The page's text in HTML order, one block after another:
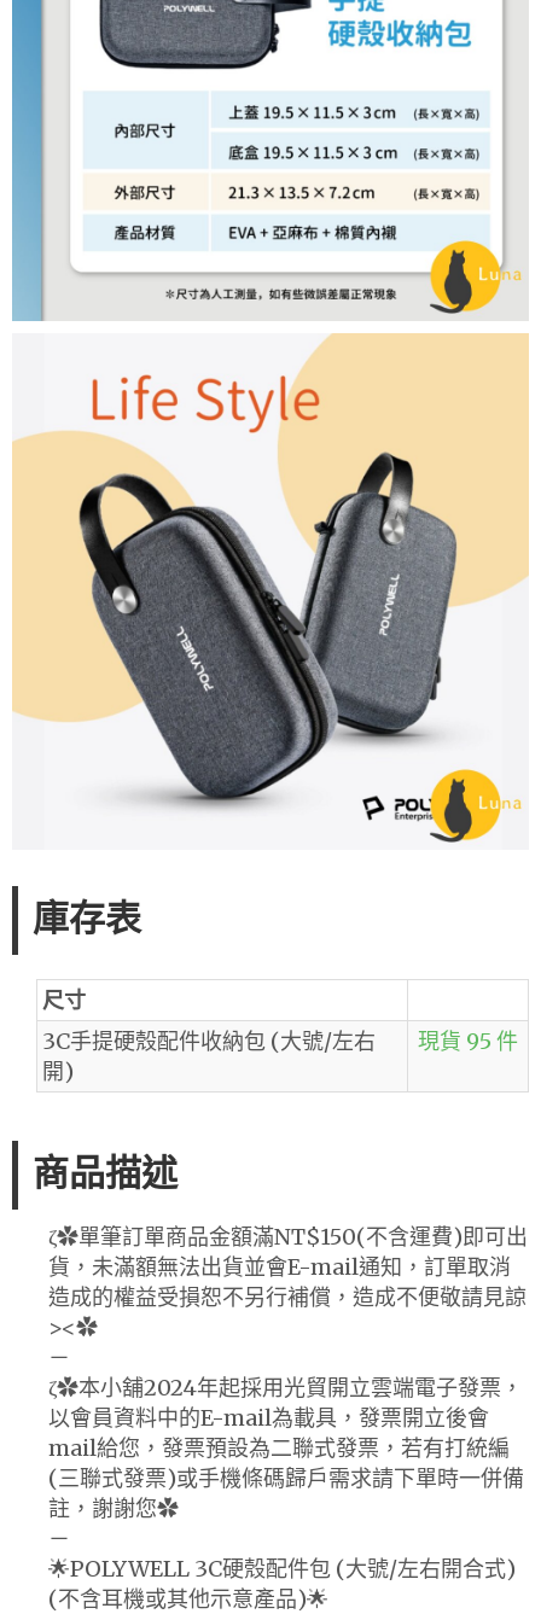
庫存表
尺寸
3C手提硬殼配件收納包 (大號/左右
開)
現貨 95 件
商品描述
ζ✿單筆訂單商品金額滿NT$150(不含運費)即可出
貨，未滿額無法出貨並會E-mail通知，訂單取消
造成的權益受損恕不另行補償，造成不便敬請見諒
><✿
－
ζ✿本小舖2024年起採用光貿開立雲端電子發票，
以會員資料中的E-mail為載具，發票開立後會
mail給您，發票預設為二聯式發票，若有打統編
(三聯式發票)或手機條碼歸戶需求請下單時一併備
註，謝謝您✿
－
🌟POLYWELL 3C硬殼配件包 (大號/左右開合式)
(不含耳機或其他示意產品)🌟